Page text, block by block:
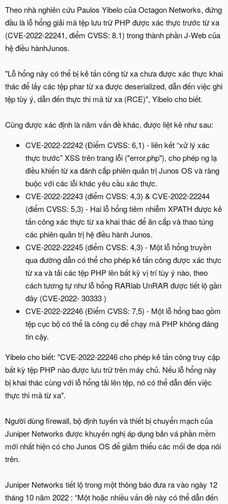
Theo nhà nghiên cứu Paulos Yibelo của Octagon Networks, đứng
đầu là lỗ hổng giải mã tệp lưu trữ PHP được xác thực trước từ xa
(CVE-2022-22241, điểm CVSS: 8.1) trong thành phần J-Web của
hệ điều hànhJunos.
"Lỗ hổng này có thể bị kẻ tấn công từ xa chưa được xác thực khai
thác để lấy các tệp phar từ xa được deserialized, dẫn đến việc ghi
tệp tùy ý, dẫn đến thực thi mã từ xa (RCE)", Yibelo cho biết.
Cũng được xác định là năm vấn đề khác, được liệt kê như sau:
CVE-2022-22242 (Điểm CVSS: 6,1) - liên kết “xử lý xác
thực trước” XSS trên trang lỗi ("error.php"), cho phép ng lạ
điều khiển từ xa đánh cắp phiên quản trị Junos OS và ràng
buộc với các lỗi khác yêu cầu xác thực.
CVE-2022-22243 (điểm CVSS: 4,3) & CVE-2022-22244
(điểm CVSS: 5,3) - Hai lỗ hổng tiêm nhiễm XPATH được kẻ
tấn công xác thực từ xa khai thác để ăn cắp và thao túng
các phiên quản trị hệ điều hành Junos.
CVE-2022-22245 (điểm CVSS: 4,3) - Một lỗ hổng truyền
qua đường dẫn có thể cho phép kẻ tấn công được xác thực
từ xa và tải các tệp PHP lên bất kỳ vị trí tùy ý nào, theo
cách tương tự như lỗ hổng RARlab UnRAR được tiết lộ gần
đây (CVE-2022- 30333 )
CVE-2022-22246 (Điểm CVSS: 7,5) - Một lỗ hổng bao gồm
tệp cục bộ có thể là công cụ để chạy mã PHP không đáng
tin cậy.
Yibelo cho biết: "CVE-2022-22246 cho phép kẻ tấn công truy cập
bất kỳ tệp PHP nào được lưu trữ trên máy chủ. Nếu lỗ hổng này
bị khai thác cùng với lỗ hổng tải lên tệp, nó có thể dẫn đến việc
thực thi mã từ xa".
Người dùng firewall, bộ định tuyến và thiết bị chuyển mạch của
Juniper Networks được khuyến nghị áp dụng bản vá phần mềm
mới nhất hiện có cho Junos OS để giảm thiểu các mối đe dọa nói
trên.
Juniper Networks tiết lộ trong một thông báo đưa ra vào ngày 12
tháng 10 năm 2022 : “Một hoặc nhiều vấn đề này có thể dẫn đến